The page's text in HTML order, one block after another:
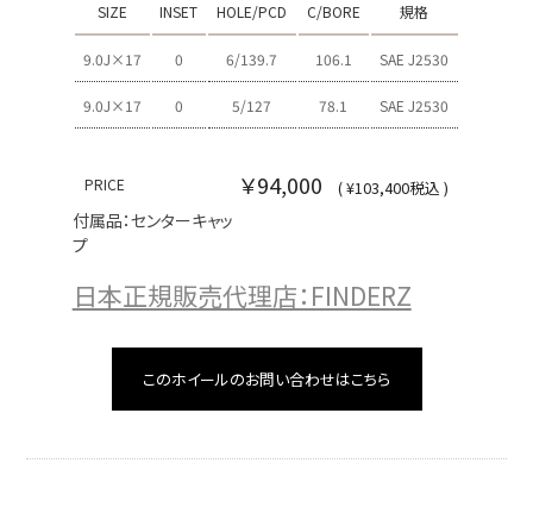
SIZE INSET HOLE/PCD C/BORE 規格
9.0J×17 0 6/139.7 106.1 SAE J2530
9.0J×17 0 5/127 78.1 SAE J2530
PRICE ￥94,000 ( ¥103,400税込 )
付属品：センターキャッ
プ
日本正規販売代理店：FINDERZ
このホイールのお問い合わせはこちら